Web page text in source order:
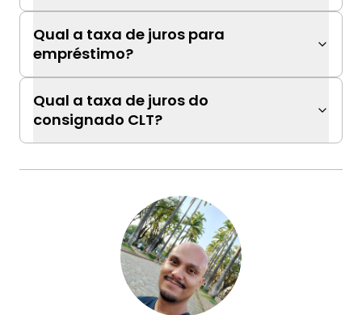
Qual a taxa de juros para
empréstimo?
Qual a taxa de juros do
consignado CLT?